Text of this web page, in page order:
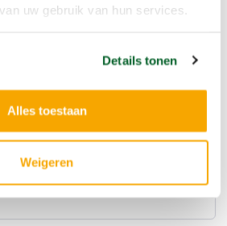
uw gebruik van hun services.
Details tonen
Alles toestaan
Weigeren